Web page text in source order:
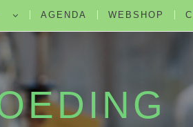
AGENDA WEBSHOP